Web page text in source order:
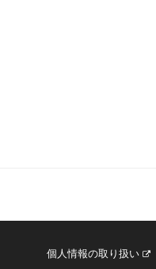
個人情報の取り扱い